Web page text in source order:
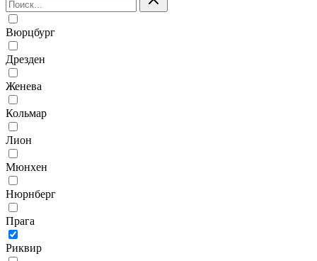
Вюрцбург
Дрезден
Женева
Кольмар
Лион
Мюнхен
Нюрнберг
Прага
Риквир